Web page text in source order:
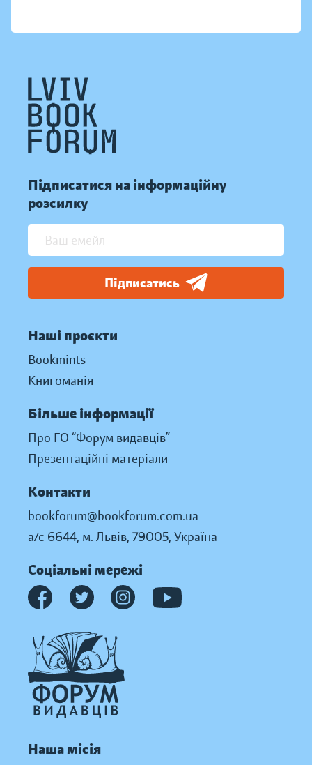
Підписатися на інформаційну
розсилку
Підписатись
Наші проєкти
Bookmints
Книгоманія
Більше інформації
Про ГО “Форум видавців”
Презентаційні матеріали
Контакти
bookforum@bookforum.com.ua
а/с 6644, м. Львів, 79005, Україна
Соціальні мережі
Наша місія